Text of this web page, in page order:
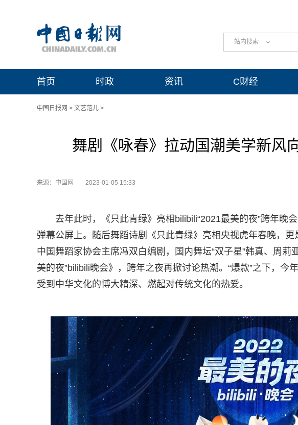
站内搜索
首页 时政 资讯 C财经
中国日报网 > 文艺范儿 >
舞剧《咏春》拉动国潮美学新风
来源：中国网 2023-01-05 15:33
去年此时，《只此青绿》亮相bilibili“2021最美的夜”跨年晚
弹幕公屏上。随后舞蹈诗剧《只此青绿》亮相央视虎年春晚，
中国舞蹈家协会主席冯双白编剧，国内舞坛“双子星”韩真、周莉
美的夜”bilibili晚会》，跨年之夜再掀讨论热潮。“爆款”之下，
受到中华文化的博大精深、燃起对传统文化的热爱。